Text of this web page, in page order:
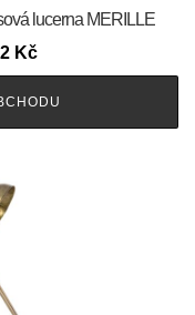
lucerna MERILLE
Kč